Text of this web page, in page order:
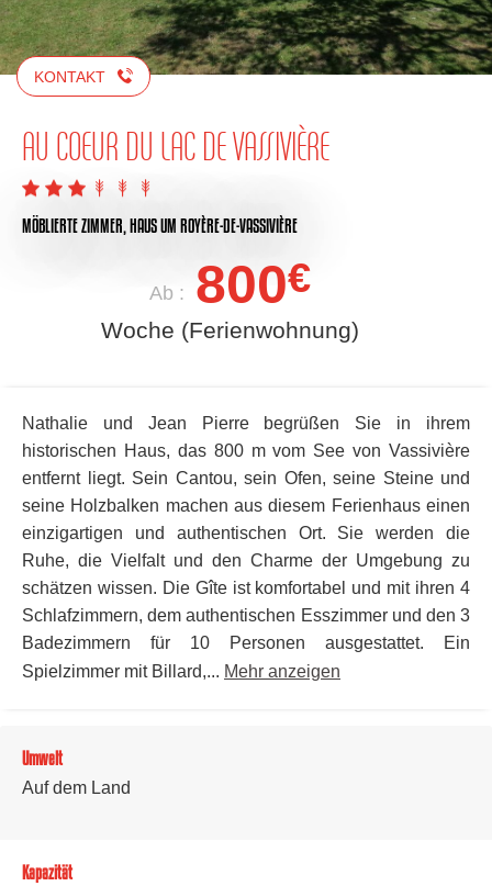
KONTAKT
AU COEUR DU LAC DE VASSIVIÈRE
MÖBLIERTE ZIMMER, HAUSUM ROYÈRE-DE-VASSIVIÈRE
Ab : 800€
Woche (Ferienwohnung)
Nathalie und Jean Pierre begrüßen Sie in ihrem
historischen Haus, das 800 m vom See von Vassivière
entfernt liegt. Sein Cantou, sein Ofen, seine Steine und
seine Holzbalken machen aus diesem Ferienhaus einen
einzigartigen und authentischen Ort. Sie werden die
Ruhe, die Vielfalt und den Charme der Umgebung zu
schätzen wissen. Die Gîte ist komfortabel und mit ihren 4
Schlafzimmern, dem authentischen Esszimmer und den 3
Badezimmern für 10 Personen ausgestattet. Ein
Spielzimmer mit Billard,... Mehr anzeigen
Umwelt
Auf dem Land
Kapazität